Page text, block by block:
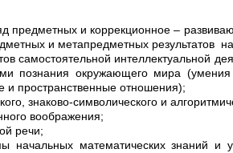
предметных и коррекционное –
и метапредметных результатов
самостоятельной интеллектуальной
познания окружающего мира
и пространственные отношения);
знаково-символического и
воображения;
речи;
начальных математических знаний и